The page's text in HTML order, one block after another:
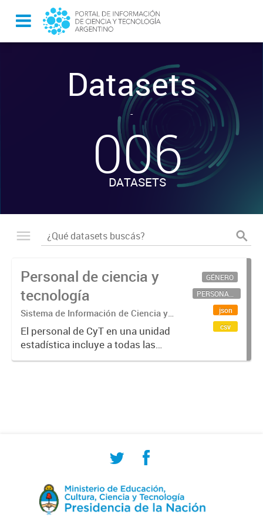
Datasets
-
006
DATASETS
Personal de ciencia y
tecnología
Sistema de Información de Ciencia y
Tecnología Argentino (SICYTAR)
El personal de CyT en una unidad
estadística incluye a todas las
personas involucradas
GÉNERO
PERSONAL CIENTÍFICO-TECNOLÓGICO
json
csv